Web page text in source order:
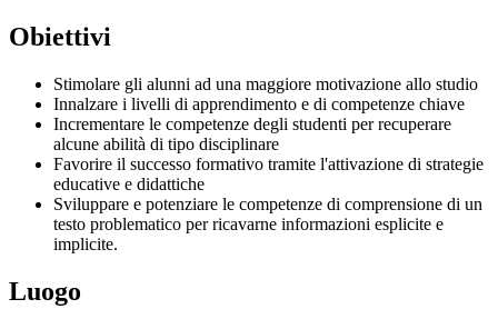
Obiettivi
Stimolare gli alunni ad una maggiore motivazione allo studio
Innalzare i livelli di apprendimento e di competenze chiave
Incrementare le competenze degli studenti per recuperare
alcune abilità di tipo disciplinare
Favorire il successo formativo tramite l'attivazione di strategie
educative e didattiche
Sviluppare e potenziare le competenze di comprensione di un
testo problematico per ricavarne informazioni esplicite e
implicite.
Luogo